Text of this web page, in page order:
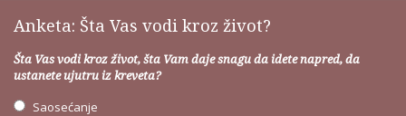
Anketa: Šta Vas vodi kroz život?
Šta Vas vodi kroz život, šta Vam daje snagu da idete napred, da
ustanete ujutru iz kreveta?
Saosećanje